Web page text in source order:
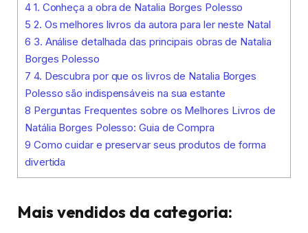
41. Conheça a obra de Natalia Borges Polesso
5 2. Os melhores livros da autora para ler neste Natal
6 3. Análise detalhada das principais obras de Natalia
Borges Polesso
7 4. Descubra por que os livros de Natalia Borges
Polesso são indispensáveis na sua estante
8 Perguntas Frequentes sobre os Melhores Livros de
Natália Borges Polesso: Guia de Compra
9 Como cuidar e preservar seus produtos de forma
divertida
Mais vendidos da categoria: